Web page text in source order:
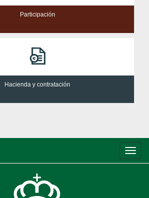
Participación
Hacienda y contratación
de